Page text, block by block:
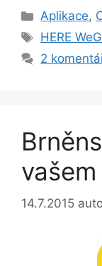
Rubriky
Aplikace,
Štítky
HERE
2
14.7.2015